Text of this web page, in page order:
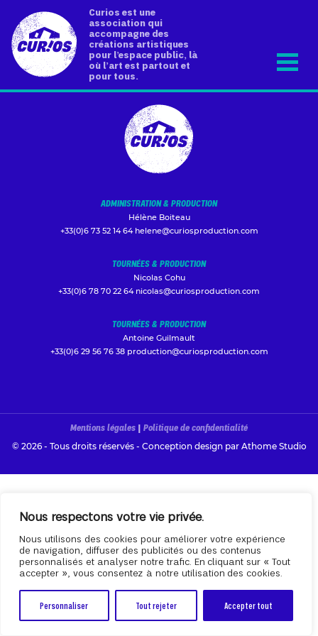
Nous respectons votre vie privée.
Nous utilisons des cookies pour améliorer votre expérience
de navigation, diffuser des publicités ou des contenus
personnalisés et analyser notre trafic. En cliquant sur « Tout
accepter », vous consentez à notre utilisation des cookies.
Personnaliser Tout rejeter Accepter tout
Curios est une
association qui
accompagne des
créations artistiques
pour l’espace public, là
où l’art est partout et
pour tous.
ADMINISTRATION & PRODUCTION
Hélène Boiteau
+33(0)6 73 52 14 64 helene@curiosproduction.com
TOURNÉES & PRODUCTION
Nicolas Cohu
+33(0)6 78 70 22 64 nicolas@curiosproduction.com
TOURNÉES & PRODUCTION
Antoine Guilmault
+33(0)6 29 56 76 38 production@curiosproduction.com
Mentions légales | Politique de confidentialité
© 2026 - Tous droits réservés - Conception design par Athome Studio